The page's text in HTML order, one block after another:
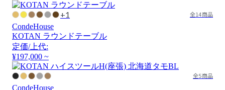
+1 全14商品
CondeHouse
KOTAN ラウンドテーブル
定価/上代:
¥197,000 ~
全5商品
CondeHouse